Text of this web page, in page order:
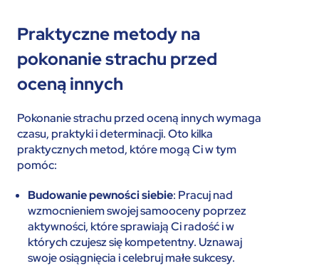
Praktyczne metody na
pokonanie strachu przed
oceną innych
Pokonanie strachu przed oceną innych wymaga
czasu, praktyki i determinacji. Oto kilka
praktycznych metod, które mogą Ci w tym
pomóc:
Budowanie pewności siebie: Pracuj nad
wzmocnieniem swojej samooceny poprzez
aktywności, które sprawiają Ci radość i w
których czujesz się kompetentny. Uznawaj
swoje osiągnięcia i celebruj małe sukcesy.